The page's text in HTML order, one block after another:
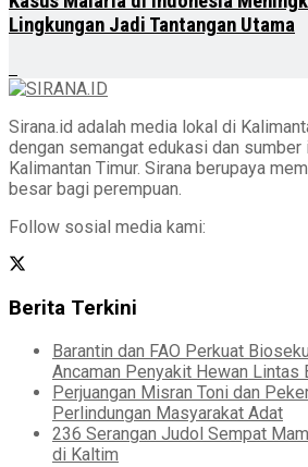
Lingkungan Jadi Tantangan Utama
Sirana.id adalah media lokal di
dengan semangat edukasi dan
Kalimantan Timur. Sirana berupaya
besar bagi perempuan.
Follow sosial media kami:
Berita Terkini
Barantin dan FAO Perkuat
Ancaman Penyakit Hewan Lintas
Perjuangan Misran Toni dan
Perlindungan Masyarakat Adat
236 Serangan Judol Sempat
di Kaltim